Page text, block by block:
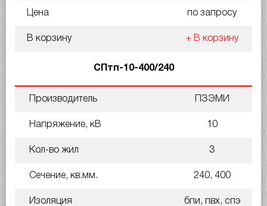
Цена по запросу
В корзину + В корзину
СПтп-10-400/240
Производитель ПЗЭМИ
Напряжение, кВ 10
Кол-во жил 3
Сечение, кв.мм. 240, 400
Изоляция бпи, пвх, спэ